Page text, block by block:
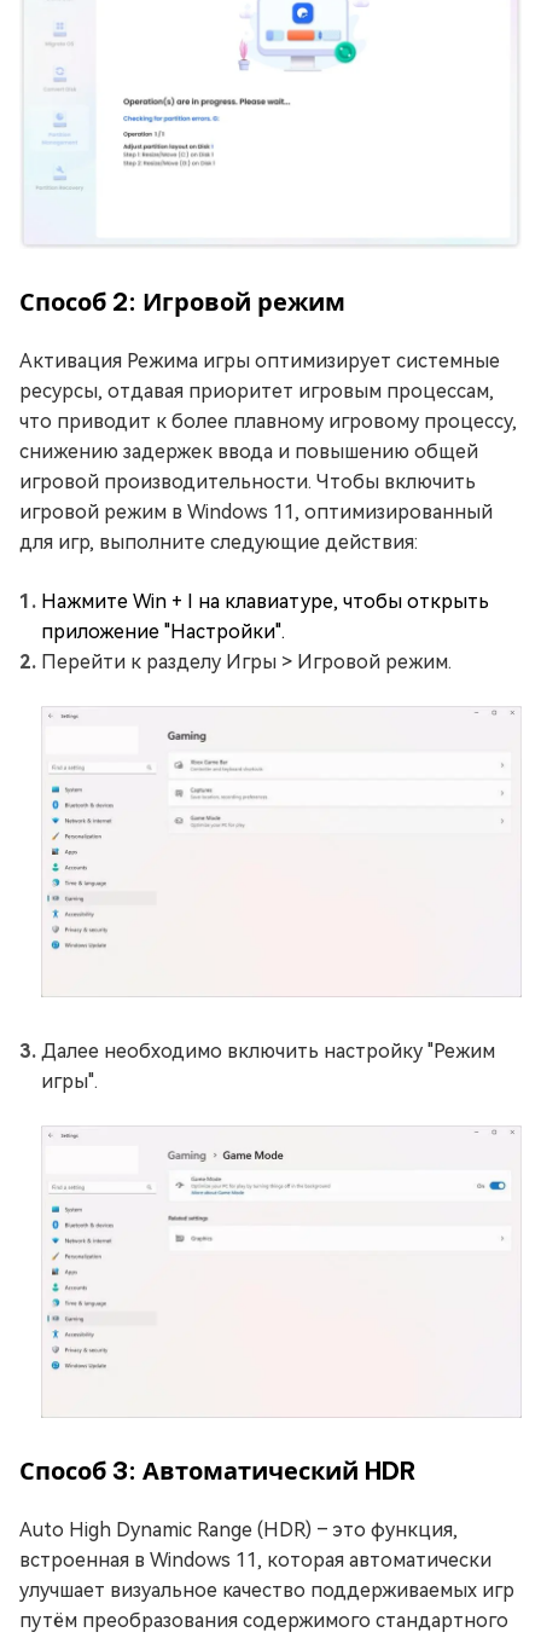
Способ 2: Игровой режим
Активация Режима игры оптимизирует системные
ресурсы, отдавая приоритет игровым процессам,
что приводит к более плавному игровому процессу,
снижению задержек ввода и повышению общей
игровой производительности. Чтобы включить
игровой режим в Windows 11, оптимизированный
для игр, выполните следующие действия:
Нажмите Win + I на клавиатуре, чтобы открыть
приложение "Настройки".
Перейти к разделу Игры > Игровой режим.
Далее необходимо включить настройку "Режим
игры".
Способ 3: Автоматический HDR
Auto High Dynamic Range (HDR) – это функция,
встроенная в Windows 11, которая автоматически
улучшает визуальное качество поддерживаемых игр
путём преобразования содержимого стандартного